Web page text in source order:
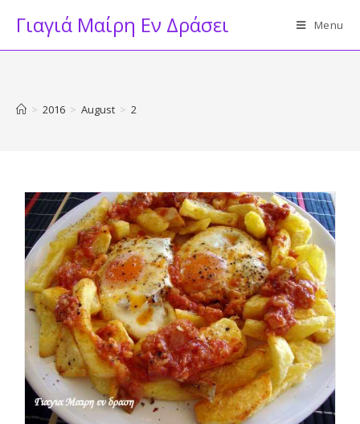
content
Γιαγιά Μαίρη Εν Δράσει Menu
> 2016 > August > 2